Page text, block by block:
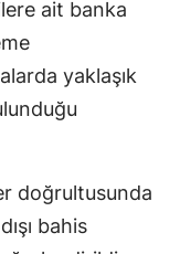
ait banka
yaklaşık
doğrultusunda
bahis